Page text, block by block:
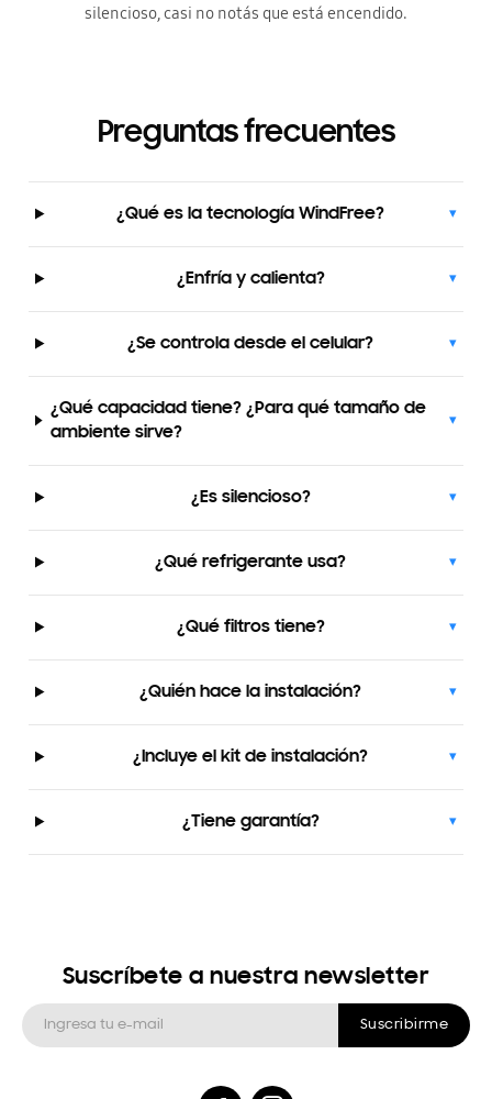
silencioso, casi no notás que está encendido.
Preguntas frecuentes
¿Qué es la tecnología WindFree? ▾
¿Enfría y calienta? ▾
¿Se controla desde el celular? ▾
¿Qué capacidad tiene? ¿Para qué tamaño de
ambiente sirve?
▾
¿Es silencioso? ▾
¿Qué refrigerante usa? ▾
¿Qué filtros tiene? ▾
¿Quién hace la instalación? ▾
¿Incluye el kit de instalación? ▾
¿Tiene garantía? ▾
Suscríbete a nuestra newsletter
Suscribirme